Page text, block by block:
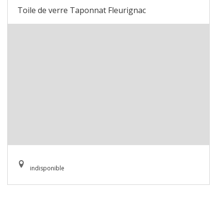
Toile de verre Taponnat Fleurignac
indisponible